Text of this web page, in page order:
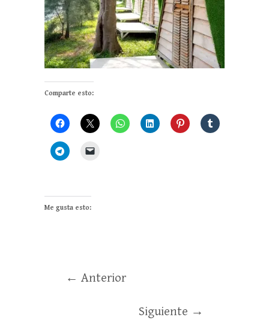
Comparte esto:
Me gusta esto:
← Anterior
Siguiente →